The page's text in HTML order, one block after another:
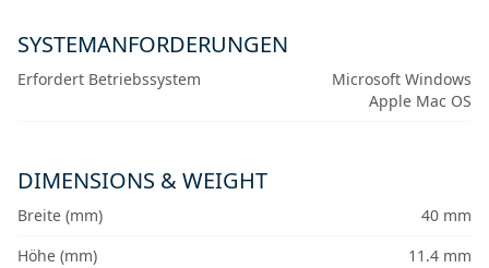
SYSTEMANFORDERUNGEN
Erfordert Betriebssystem
Microsoft Windows
Apple Mac OS
DIMENSIONS & WEIGHT
Breite (mm)
40 mm
Höhe (mm)
11.4 mm